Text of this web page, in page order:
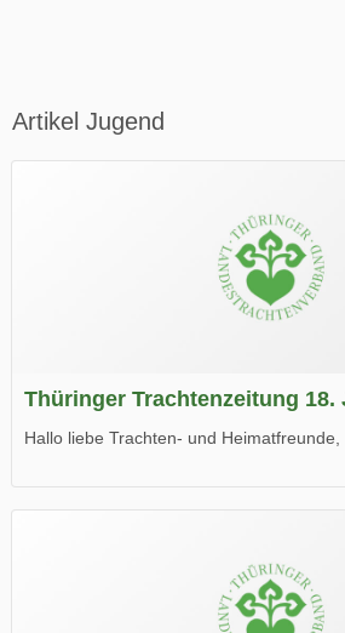
Artikel Jugend
Thüringer Trachtenzeitung 18.
Hallo liebe Trachten- und Heimatfreunde,
Wir wünschen Euch viel Spaß beim Lesen.